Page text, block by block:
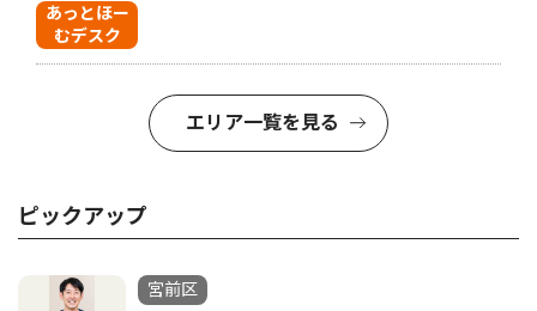
あっとほー
むデスク
エリア一覧を見る
ピックアップ
宮前区